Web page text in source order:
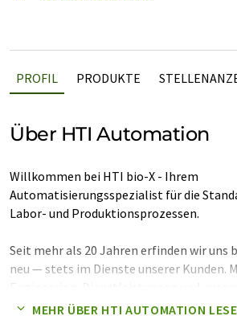
PROFIL PRODUKTE
Über HTI Automation
Willkommen bei HTI bio-X - Ihrem
Automatisierungsspezialist für die
Labor- und Produktionsprozessen.
Seit mehr als 20 Jahren erfinden wir uns
neu — stets im Dienste unserer Kunden.
Labor- und Produktionsautomatisierung
MEHR ÜBER HTI AUTOMATION